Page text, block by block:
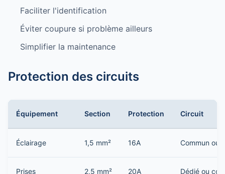
Faciliter l'identification
Éviter coupure si problème ailleurs
Simplifier la maintenance
Protection des circuits
Équipement Section Protection Circuit
Éclairage 1,5 mm² 16A Commun ou
Prises 2,5 mm² 20A Dédié ou